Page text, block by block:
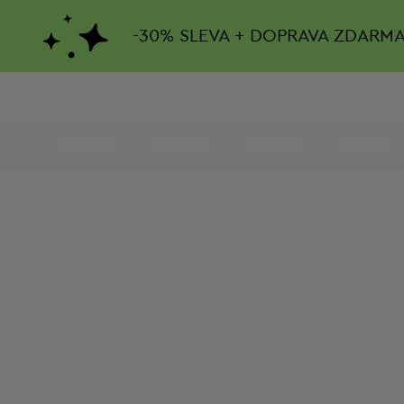
-30% SLEVA + DOPRAVA ZDARMA